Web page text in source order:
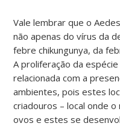
Vale lembrar que o
não apenas do vírus da
febre chikungunya, da
A proliferação da
relacionada com a
ambientes, pois estes
criadouros – local onde
ovos e estes se